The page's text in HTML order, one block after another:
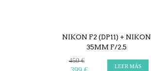
NIKON F2 (DP11) + NIKON
35MM F/2.5
450 €
LEER MÁS